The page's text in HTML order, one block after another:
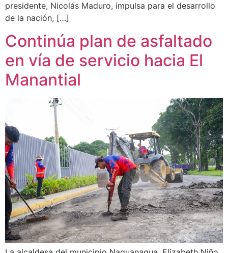
presidente, Nicolás Maduro, impulsa para el desarrollo
de la nación, […]
Continúa plan de asfaltado
en vía de servicio hacia El
Manantial